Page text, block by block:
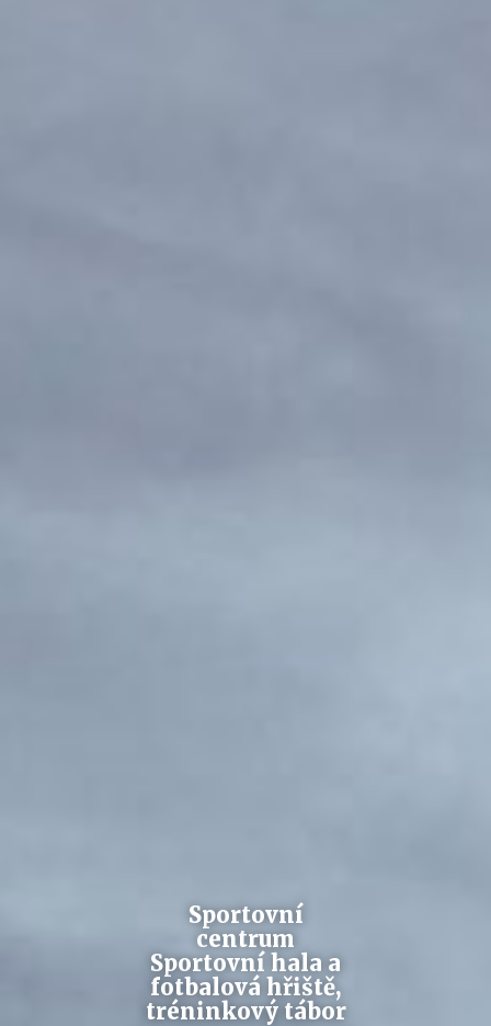
Sportovní
centrum
Sportovní hala a
fotbalová hřiště,
tréninkový tábor